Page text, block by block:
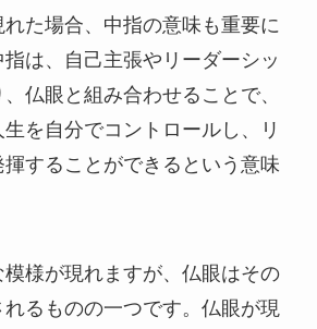
た場合、中指の意味も重要に
は、自己主張やリーダーシッ
仏眼と組み合わせることで、
を自分でコントロールし、リ
することができるという意味
様が現れますが、仏眼はその
るものの一つです。仏眼が現